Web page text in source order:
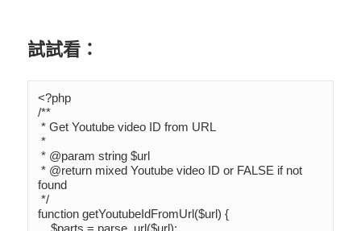
試試看：
<?php
/**
* Get Youtube video ID from URL
*
* @param string $url
* @return mixed Youtube video ID or FALSE if not
found
*/
function getYoutubeIdFromUrl($url) {